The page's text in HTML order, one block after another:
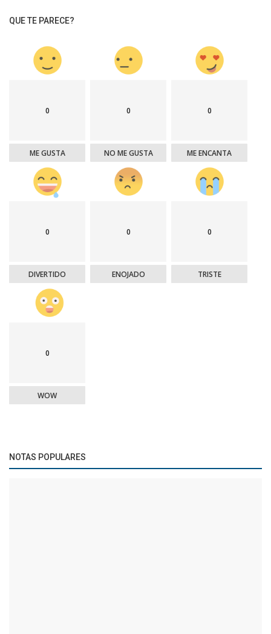
QUE TE PARECE?
0
ME GUSTA
0
NO ME GUSTA
0
ME ENCANTA
0
DIVERTIDO
0
ENOJADO
0
TRISTE
0
WOW
NOTAS POPULARES